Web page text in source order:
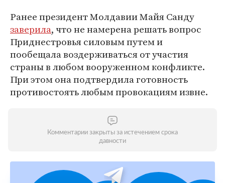
Ранее президент Молдавии Майя Санду
заверила, что не намерена решать вопрос
Приднестровья силовым путем и
пообещала воздерживаться от участия
страны в любом вооруженном конфликте.
При этом она подтвердила готовность
противостоять любым провокациям извне.
Комментарии закрыты за истечением срока
давности